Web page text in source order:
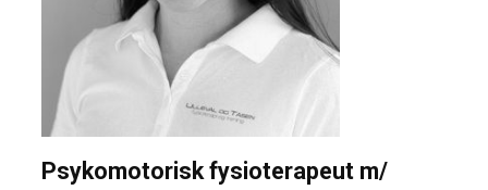
Psykomotorisk fysioterapeut m/